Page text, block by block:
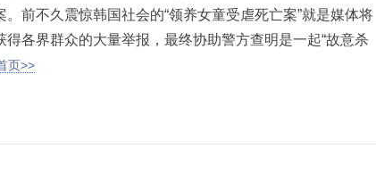
前不久震惊韩国社会的“领养女童受虐死亡案”就是媒体将
各界群众的大量举报，最终协助警方查明是一起“故意杀
页>>